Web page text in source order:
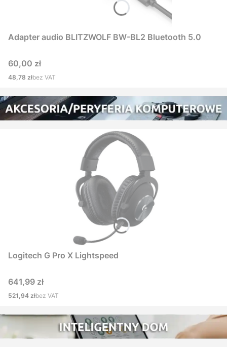
Adapter audio BLITZWOLF BW-BL2 Bluetooth 5.0
Cena
60,00 zł
Cena
48,78 złbez VAT
Logitech G Pro X Lightspeed
Cena
641,99 zł
Cena
521,94 złbez VAT